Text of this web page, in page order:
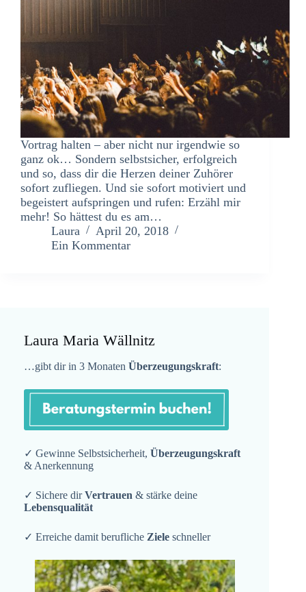
Vortrag halten – aber nicht nur irgendwie so
ganz ok… Sondern selbstsicher, erfolgreich
und so, dass dir die Herzen deiner Zuhörer
sofort zufliegen. Und sie sofort motiviert und
begeistert aufspringen und rufen: Erzähl mir
mehr! So hättest du es am…
Laura
April 20, 2018
Ein Kommentar
Laura Maria Wällnitz
…gibt dir in 3 Monaten Überzeugungskraft:
✓ Gewinne Selbstsicherheit, Überzeugungskraft
& Anerkennung
✓ Sichere dirVertrauen & stärke deine
Lebensqualität
✓ Erreiche damit berufliche Ziele schneller